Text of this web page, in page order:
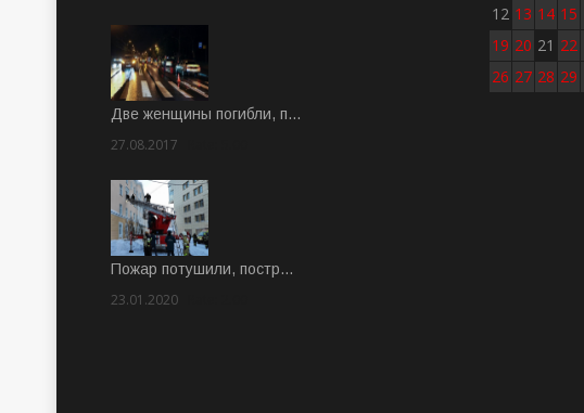
Две женщины погибли, п…
27.08.2017
Пожар потушили, постр…
23.01.2020
12 13 14 15
19 20 21 22
26 27 28 29